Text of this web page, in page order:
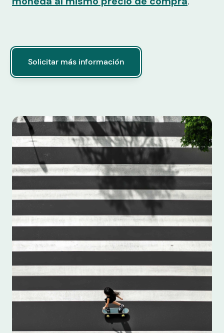
Solicitar más información
Solicitar más información